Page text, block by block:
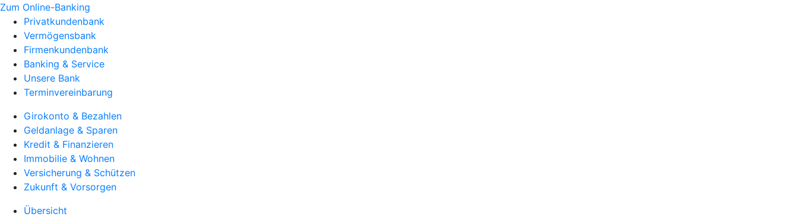
Zum Online-Banking
Privatkundenbank
Vermögensbank
Firmenkundenbank
Banking & Service
Unsere Bank
Terminvereinbarung
Girokonto & Bezahlen
Geldanlage & Sparen
Kredit & Finanzieren
Immobilie & Wohnen
Versicherung & Schützen
Zukunft & Vorsorgen
Übersicht